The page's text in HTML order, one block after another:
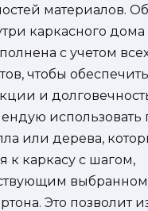
материалов.
каркасного
с учетом
чтобы
и
использовать
или дерева,
к каркасу с шагом,
Это позволит